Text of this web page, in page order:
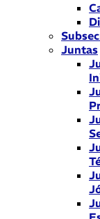
Juntas